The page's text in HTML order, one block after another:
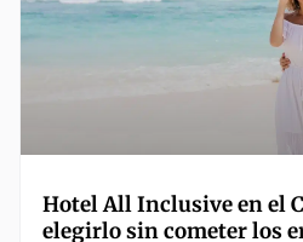
Hotel All Inclusive en el
elegirlo sin cometer los